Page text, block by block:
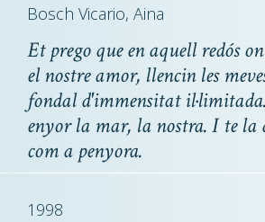
Bosch Vicario, Aina
Et prego que en aquell redós
el nostre amor, llencin les
fondal d'immensitat
enyor la mar, la nostra. I te la
com a penyora.
1998